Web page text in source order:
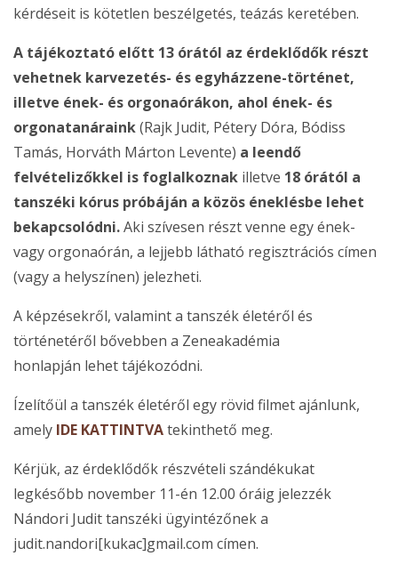
kérdéseit is kötetlen beszélgetés, teázás keretében.
A tájékoztató előtt 13 órától az érdeklődők részt
vehetnek karvezetés- és egyházzene-történet,
illetve ének- és orgonaórákon, ahol ének- és
orgonatanáraink(Rajk Judit, Pétery Dóra, Bódiss
Tamás, Horváth Márton Levente) a leendő
felvételizőkkel is foglalkoznak illetve 18 órától a
tanszéki kórus próbáján a közös éneklésbe lehet
bekapcsolódni.Aki szívesen részt venne egy ének-
vagy orgonaórán, a lejjebb látható regisztrációs címen
(vagy a helyszínen) jelezheti.
A képzésekről, valamint a tanszék életéről és
történetéről bővebben a Zeneakadémia
honlapján lehet tájékozódni.
Ízelítőül a tanszék életéről egy rövid filmet ajánlunk,
amely IDE KATTINTVAtekinthető meg.
Kérjük, az érdeklődők részvételi szándékukat
legkésőbb november 11-én 12.00 óráig jelezzék
Nándori Judit tanszéki ügyintézőnek a
judit.nandori[kukac]gmail.com címen.